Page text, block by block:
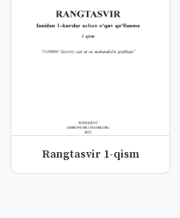
Rangtasvir 1-qism